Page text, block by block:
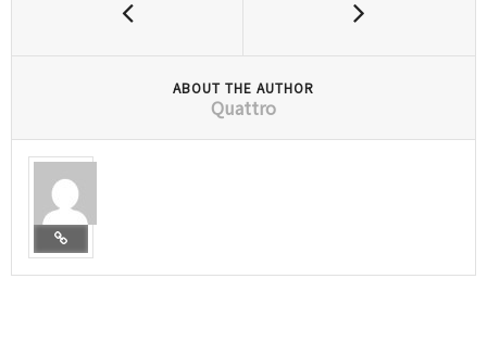
ABOUT THE AUTHOR
Quattro